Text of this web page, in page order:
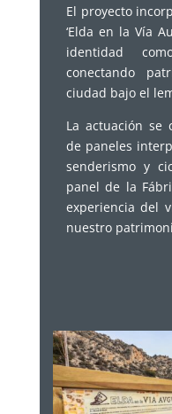
El proyecto
‘Elda en la Vía
identidad
conectando
ciudad bajo el
La actuación se
de paneles
senderismo y
panel de la
experiencia del
nuestro